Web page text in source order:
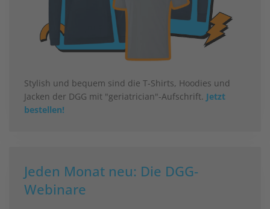
Stylish und bequem sind die T-Shirts, Hoodies und
Jacken der DGG mit "geriatrician"-Aufschrift. Jetzt
bestellen!
Jeden Monat neu: Die DGG-
Webinare